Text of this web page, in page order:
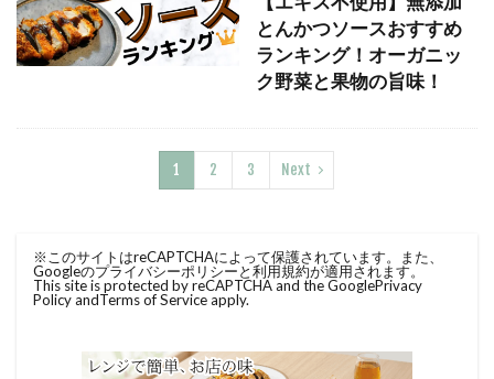
とんかつソースおすすめ
ランキング！オーガニッ
ク野菜と果物の旨味！
1 2 3 Next
※このサイトはreCAPTCHAによって保護されています。また、
Googleのプライバシーポリシーと利用規約が適用されます。
This site is protected by reCAPTCHA and the GooglePrivacy
PolicyandTerms of Serviceapply.